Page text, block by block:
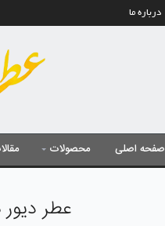
درباره ما
صفحه اصلی محصولات
عطر